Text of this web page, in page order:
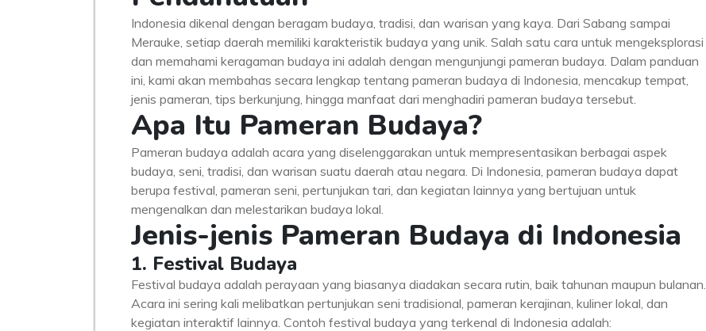
Indonesia dikenal dengan beragam budaya, tradisi, dan warisan yang kaya. Dari Sabang sampai
Merauke, setiap daerah memiliki karakteristik budaya yang unik. Salah satu cara untuk mengeksplorasi
dan memahami keragaman budaya ini adalah dengan mengunjungi pameran budaya. Dalam panduan
ini, kami akan membahas secara lengkap tentang pameran budaya di Indonesia, mencakup tempat,
jenis pameran, tips berkunjung, hingga manfaat dari menghadiri pameran budaya tersebut.
Apa Itu Pameran Budaya?
Pameran budaya adalah acara yang diselenggarakan untuk mempresentasikan berbagai aspek
budaya, seni, tradisi, dan warisan suatu daerah atau negara. Di Indonesia, pameran budaya dapat
berupa festival, pameran seni, pertunjukan tari, dan kegiatan lainnya yang bertujuan untuk
mengenalkan dan melestarikan budaya lokal.
Jenis-jenis Pameran Budaya di Indonesia
1. Festival Budaya
Festival budaya adalah perayaan yang biasanya diadakan secara rutin, baik tahunan maupun bulanan.
Acara ini sering kali melibatkan pertunjukan seni tradisional, pameran kerajinan, kuliner lokal, dan
kegiatan interaktif lainnya. Contoh festival budaya yang terkenal di Indonesia adalah: